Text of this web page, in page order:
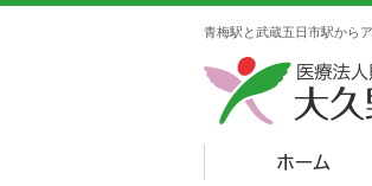
青梅駅と武蔵五日市駅から